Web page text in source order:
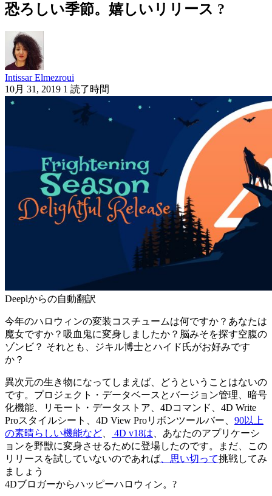
恐ろしい季節。嬉しいリリース ?
Intissar Elmezroui
10月 31, 2019 1 読了時間
Deeplからの自動翻訳
今年のハロウィンの変装コスチュームは何ですか？あなたは
魔女ですか？吸血鬼に変身しましたか？脳みそを探す空腹の
ゾンビ？ それとも、ジキル博士とハイド氏がお好みです
か？
異次元の生き物になってしまえば、どうということはないの
です。プロジェクト・データベースとバージョン管理、暗号
化機能、リモート・データストア、4Dコマンド、4D Write
Proスタイルシート、4D View Proリボンツールバー、 90以上
の素晴らしい機能など
4D v18は 、あなたのアプリケーシ
ョンを野獣に変身させるために登場したのです。まだ、この
リリースを試していないのであれば 、思い切って挑戦してみ
ましょう
4Dブロガーからハッピーハロウィン。?